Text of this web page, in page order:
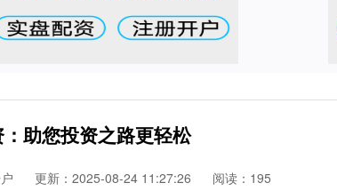
助您投资之路更轻松
更新：2025-08-24 11:27:26 阅读：195